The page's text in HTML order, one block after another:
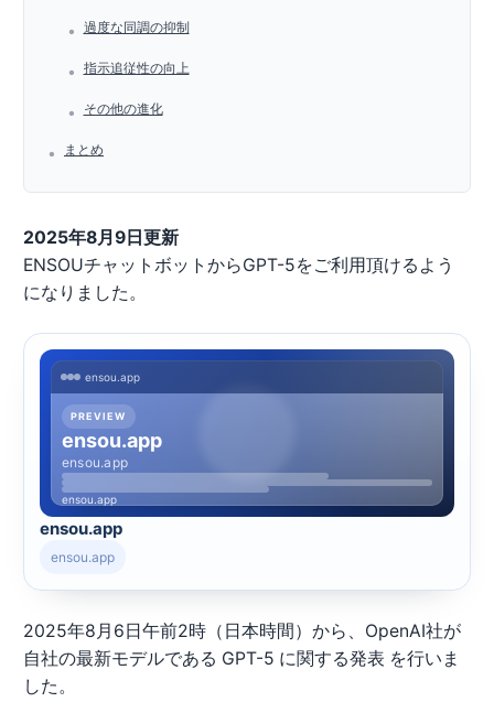
• 過度な同調の抑制
• 指示追従性の向上
• その他の進化
• まとめ
2025年8月9日更新
ENSOUチャットボットからGPT-5をご利用頂けるよう
になりました。
ensou.app
PREVIEW
ensou.app
ensou.app
ensou.app
ensou.app
ensou.app
2025年8月6日午前2時（日本時間）から、OpenAI社が
自社の最新モデルである GPT-5 に関する発表 を行いま
した。